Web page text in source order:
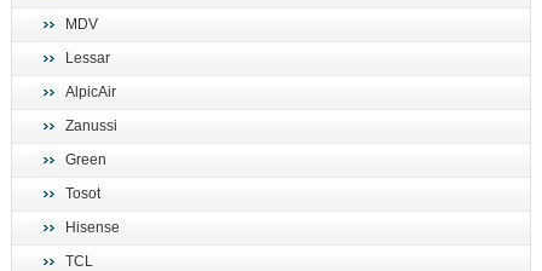
MDV
Lessar
AlpicAir
Zanussi
Green
Tosot
Hisense
TCL